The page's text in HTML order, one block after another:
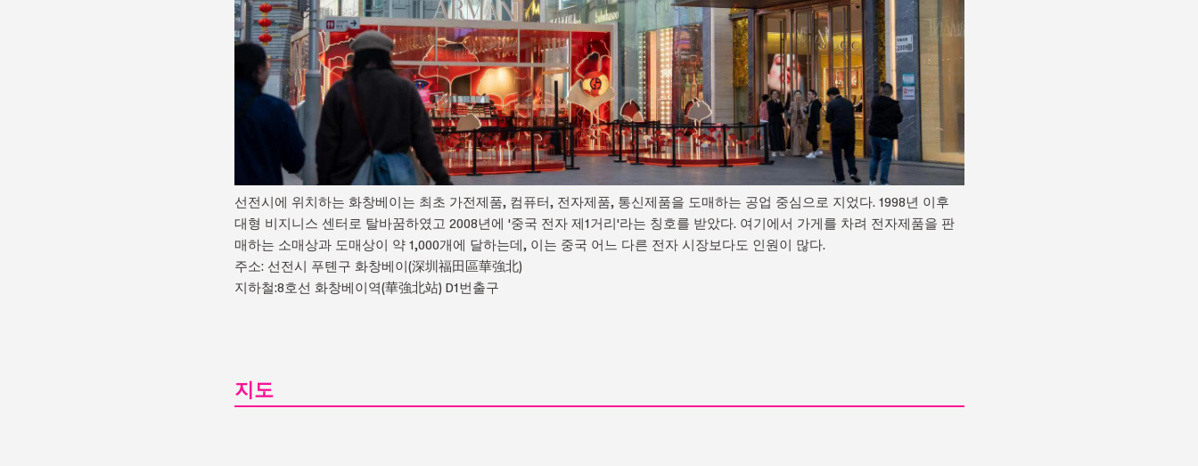
선전시에 위치하는 화창베이는 최초 가전제품, 컴퓨터, 전자제품, 통신제품을 도매하는 공업 중심으로 지었다. 1998년 이후
대형 비지니스 센터로 탈바꿈하였고 2008년에 '중국 전자 제1거리'라는 칭호를 받았다. 여기에서 가게를 차려 전자제품을 판
매하는 소매상과 도매상이 약 1,000개에 달하는데, 이는 중국 어느 다른 전자 시장보다도 인원이 많다.
주소: 선전시 푸톈구 화창베이(深圳福田區華強北)
지하철:8호선 화창베이역(華強北站) D1번출구
지도